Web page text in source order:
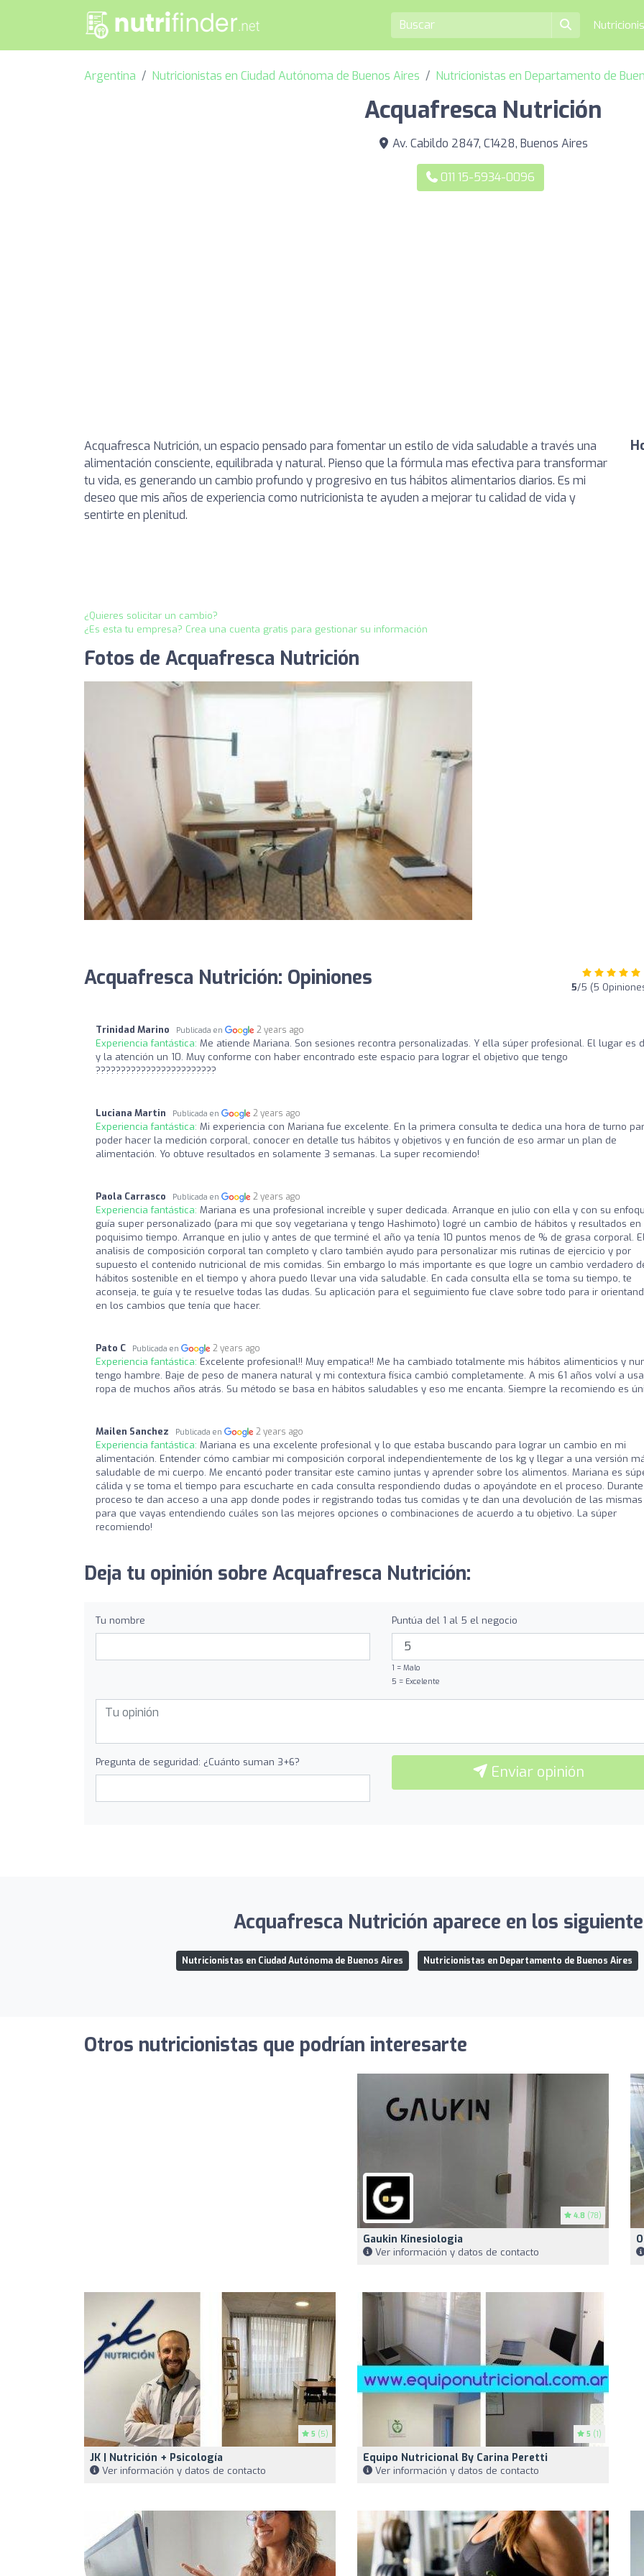
Argentina Nutricionistas en Ciudad Autónoma de Buenos Aires Nutricionistas en Departamento de
Acquafresca Nutrición
Av. Cabildo 2847, C1428, Buenos Aires
011 15-5934-0096
Acquafresca Nutrición, un espacio pensado para fomentar un estilo de vida saludable a través una
alimentación consciente, equilibrada y natural. Pienso que la fórmula mas efectiva para transformar
tu vida, es generando un cambio profundo y progresivo en tus hábitos alimentarios diarios. Es mi
deseo que mis años de experiencia como nutricionista te ayuden a mejorar tu calidad de vida y
sentirte en plenitud.
¿Quieres solicitar un cambio?
¿Es esta tu empresa? Crea una cuenta gratis para gestionar su información
Fotos de Acquafresca Nutrición
Acquafresca Nutrición: Opiniones 5/5 (5
Trinidad Marino Publicada en 2 years ago
Experiencia fantástica: Me atiende Mariana. Son sesiones recontra personalizadas. Y ella súper profesional. El lugar es
y la atención un 10. Muy conforme con haber encontrado este espacio para lograr el objetivo que tengo
????????????????????????
Luciana Martin Publicada en 2 years ago
Experiencia fantástica: Mi experiencia con Mariana fue excelente. En la primera consulta te dedica una hora de turno
poder hacer la medición corporal, conocer en detalle tus hábitos y objetivos y en función de eso armar un plan de
alimentación. Yo obtuve resultados en solamente 3 semanas. La super recomiendo!
Paola Carrasco Publicada en 2 years ago
Experiencia fantástica: Mariana es una profesional increíble y super dedicada. Arranque en julio con ella y con su
guía super personalizado (para mi que soy vegetariana y tengo Hashimoto) logré un cambio de hábitos y resultados en
poquisimo tiempo. Arranque en julio y antes de que terminé el año ya tenía 10 puntos menos de % de grasa corporal.
analisis de composición corporal tan completo y claro también ayudo para personalizar mis rutinas de ejercicio y por
supuesto el contenido nutricional de mis comidas. Sin embargo lo más importante es que logre un cambio verdadero
hábitos sostenible en el tiempo y ahora puedo llevar una vida saludable. En cada consulta ella se toma su tiempo, te
aconseja, te guía y te resuelve todas las dudas. Su aplicación para el seguimiento fue clave sobre todo para ir
en los cambios que tenía que hacer.
Pato C Publicada en 2 years ago
Experiencia fantástica: Excelente profesional!! Muy empatica!! Me ha cambiado totalmente mis hábitos alimenticios y
tengo hambre. Baje de peso de manera natural y mi contextura física cambió completamente. A mis 61 años volví a
ropa de muchos años atrás. Su método se basa en hábitos saludables y eso me encanta. Siempre la recomiendo es
Mailen Sanchez Publicada en 2 years ago
Experiencia fantástica: Mariana es una excelente profesional y lo que estaba buscando para lograr un cambio en mi
alimentación. Entender cómo cambiar mi composición corporal independientemente de los kg y llegar a una versión
saludable de mi cuerpo. Me encantó poder transitar este camino juntas y aprender sobre los alimentos. Mariana es
cálida y se toma el tiempo para escucharte en cada consulta respondiendo dudas o apoyándote en el proceso.
proceso te dan acceso a una app donde podes ir registrando todas tus comidas y te dan una devolución de las mismas
para que vayas entendiendo cuáles son las mejores opciones o combinaciones de acuerdo a tu objetivo. La súper
recomiendo!
Deja tu opinión sobre Acquafresca Nutrición:
Tu nombre Puntúa del 1 al 5 el negocio
1 = Malo
5 = Excelente
Pregunta de seguridad: ¿Cuánto suman 3+6?
Enviar opinión
Acquafresca Nutrición aparece en los
Nutricionistas en Ciudad Autónoma de Buenos Aires Nutricionistas en Departamento de Buenos Aires
Otros nutricionistas que podrían interesarte
4.8 (78)
Gaukin Kinesiologia
Ver información y datos de contacto
5 (5)
JK | Nutrición + Psicología
Ver información y datos de contacto
5 (1)
Equipo Nutricional By Carina Peretti
Ver información y datos de contacto